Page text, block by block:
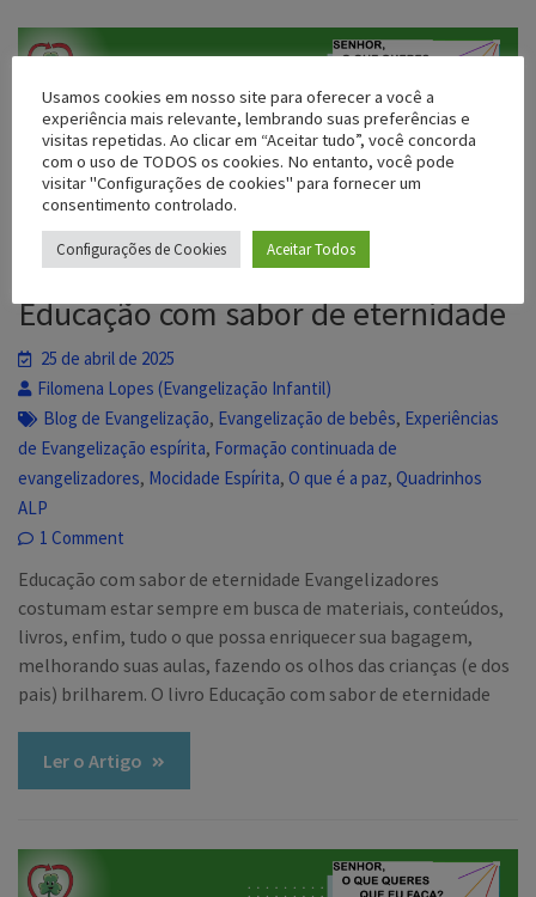
AEE,Aliança Espírita Evangélica ,Equipe Mocidade Espírita
Equipe Pré Mocidade,Espiritismo,Evangelizaçao Infantil
Educação com sabor de eternidade
25 de abril de 2025
Filomena Lopes (Evangelização Infantil)
Blog de Evangelização, Evangelização de bebês, Experiências
de Evangelização espírita, Formação continuada de
evangelizadores, Mocidade Espírita,O que é a paz,Quadrinhos
ALP
1 Comment
Educação com sabor de eternidade Evangelizadores
costumam estar sempre em busca de materiais, conteúdos,
livros, enfim, tudo o que possa enriquecer sua bagagem,
melhorando suas aulas, fazendo os olhos das crianças (e dos
pais) brilharem. O livro Educação com sabor de eternidade
Ler o Artigo
Usamos cookies em nosso site para oferecer a você a
experiência mais relevante, lembrando suas preferências e
visitas repetidas. Ao clicar em “Aceitar tudo”, você concorda
com o uso de TODOS os cookies. No entanto, você pode
visitar "Configurações de cookies" para fornecer um
consentimento controlado.
Configurações de Cookies Aceitar Todos